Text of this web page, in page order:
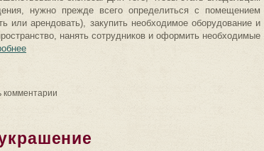
нужно прежде всего определиться с помещением
или арендовать), закупить необходимое оборудование и
нанять сотрудников и оформить необходимые
комментарии